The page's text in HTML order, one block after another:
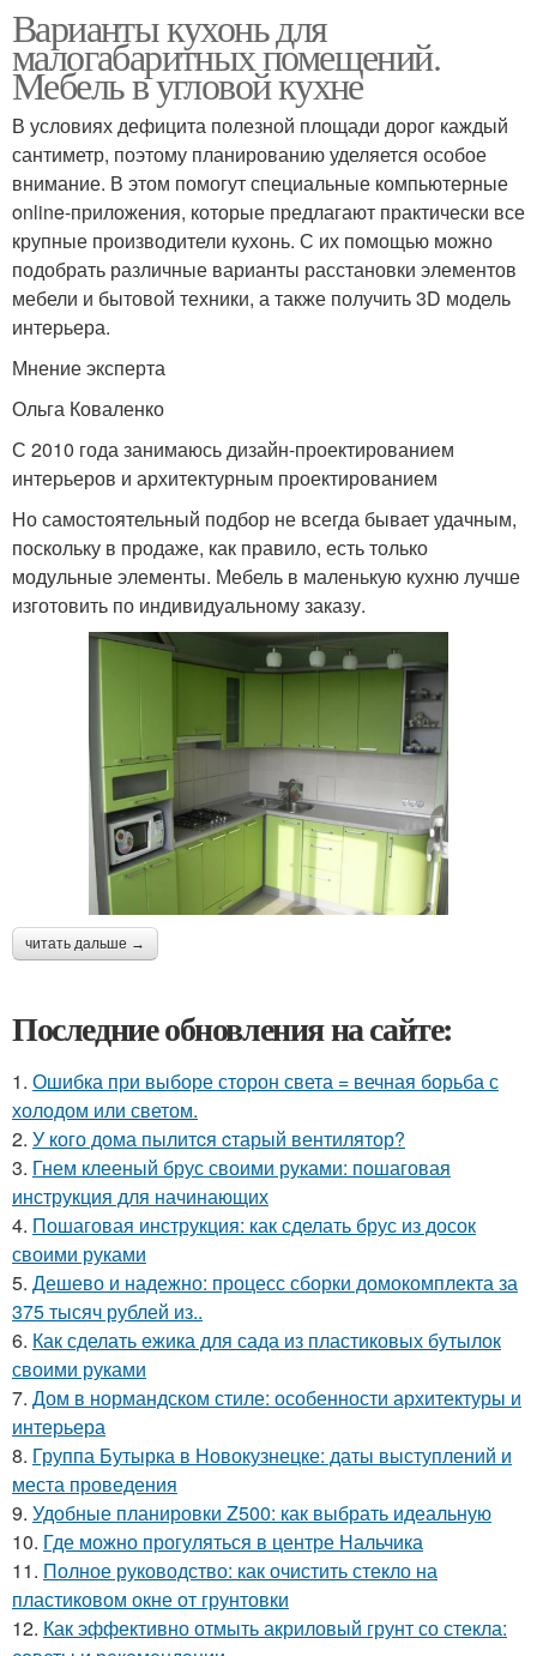
Варианты кухонь для
малогабаритных помещений.
Мебель в угловой кухне
В условиях дефицита полезной площади дорог каждый
сантиметр, поэтому планированию уделяется особое
внимание. В этом помогут специальные компьютерные
online-приложения, которые предлагают практически все
крупные производители кухонь. С их помощью можно
подобрать различные варианты расстановки элементов
мебели и бытовой техники, а также получить 3D модель
интерьера.
Мнение эксперта
Ольга Коваленко
С 2010 года занимаюсь дизайн-проектированием
интерьеров и архитектурным проектированием
Но самостоятельный подбор не всегда бывает удачным,
поскольку в продаже, как правило, есть только
модульные элементы. Мебель в маленькую кухню лучше
изготовить по индивидуальному заказу.
читать дальше →
Последние обновления на сайте:
1. Ошибка при выборе сторон света = вечная борьба с
холодом или светом.
2. У кого дома пылитcя cтарый вентилятор?
3. Гнем клееный брус своими руками: пошаговая
инструкция для начинающих
4. Пошаговая инструкция: как сделать брус из досок
своими руками
5. Дешево и надежно: процесс сборки домокомплекта за
375 тысяч рублей из..
6. Как сделать ежика для сада из пластиковых бутылок
своими руками
7. Дом в нормандском стиле: особенности архитектуры и
интерьера
8. Группа Бутырка в Новокузнецке: даты выступлений и
места проведения
9. Удобные планировки Z500: как выбрать идеальную
10. Где можно прогуляться в центре Нальчика
11. Полное руководство: как очистить стекло на
пластиковом окне от грунтовки
12. Как эффективно отмыть акриловый грунт со стекла: